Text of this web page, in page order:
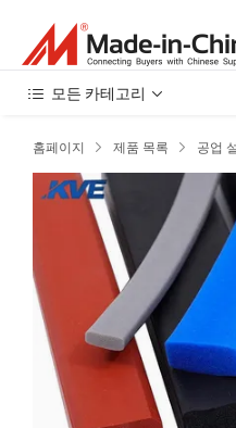
모든 카테고리
홈페이지  제품 목록  공업